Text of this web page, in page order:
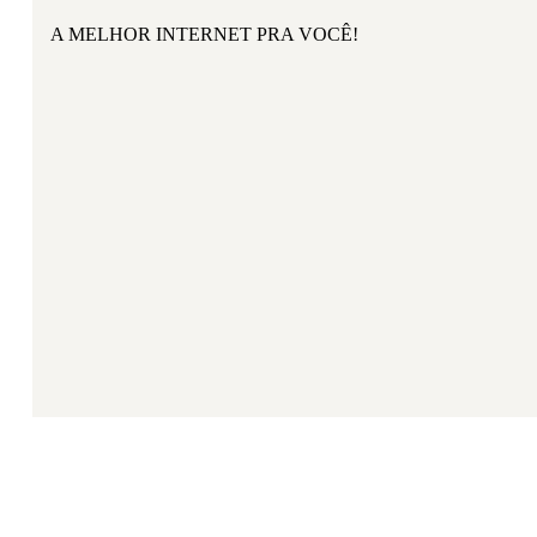
A MELHOR INTERNET PRA VOCÊ!